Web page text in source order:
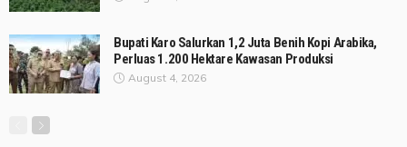
Bupati Karo Salurkan 1,2 Juta Benih Kopi Arabika,
Perluas 1.200 Hektare Kawasan Produksi
August 4, 2026